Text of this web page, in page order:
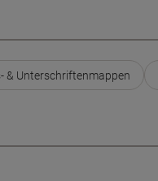
& Unterschriftenmappen